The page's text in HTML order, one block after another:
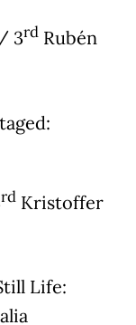
3rd Rubén
rd Kristoffer
Life: